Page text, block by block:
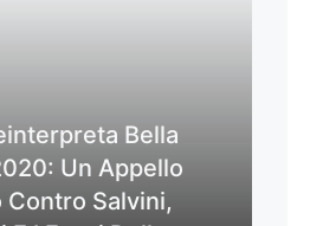
Bella
Un Appello
Contro Salvini,